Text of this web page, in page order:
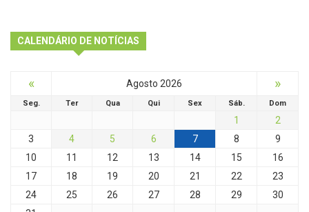
CALENDÁRIO DE NOTÍCIAS
« Agosto 2026 »
Seg. Ter Qua Qui Sex Sáb. Dom
1
2
3
4 5 6 7 8
9
10
11 12 13 14 15
16
17
18 19 20 21 22
23
24
25 26 27 28 29
30